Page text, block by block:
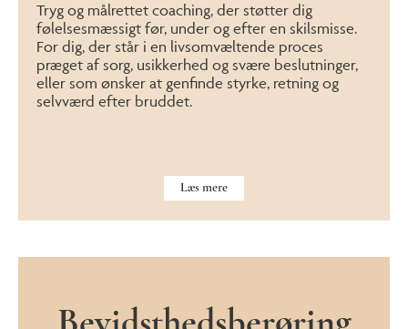
Tryg og målrettet coaching, der støtter dig
følelsesmæssigt før, under og efter en skilsmisse.
For dig, der står i en livsomvæltende proces
præget af sorg, usikkerhed og svære beslutninger,
eller som ønsker at genfinde styrke, retning og
selvværd efter bruddet.
Læs mere